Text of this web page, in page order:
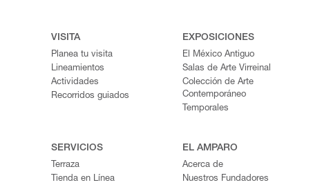
VISITA
Planea tu visita
Lineamientos
Actividades
Recorridos guiados
EXPOSICIONES
El México Antiguo
Salas de Arte Virreinal
Colección de Arte
Contemporáneo
Temporales
SERVICIOS
Terraza
Tienda en Línea
EL AMPARO
Acerca de
Nuestros Fundadores